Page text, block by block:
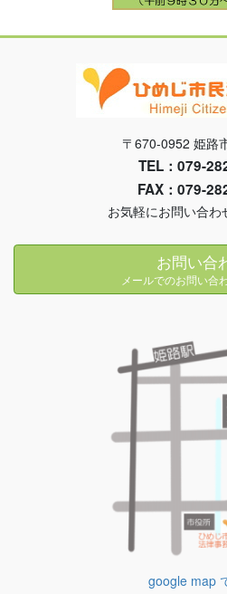
〒670-0952 姫路
TEL：079-
FAX：079-
お気軽にお問い合わ
お問い合
メールでのお問い合
google map